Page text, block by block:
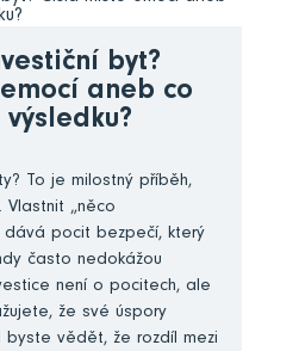
byt?
aneb co
To je milostný příběh,
„něco
dává pocit bezpečí, který
často nedokážou
není o pocitech, ale
že své úspory
byste vědět, že rozdíl mezi